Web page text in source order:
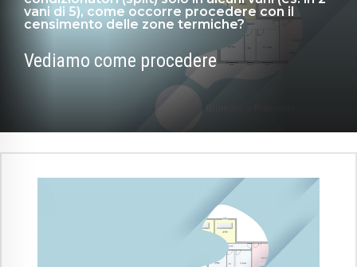
vani di 5), come occorre procedere con il
censimento delle zone termiche?
Vediamo come procedere